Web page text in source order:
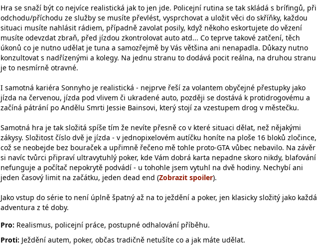
Hra se snaží být co nejvíce realistická jak to jen jde. Policejní rutina se tak skládá s brífingů, při
odchodu/příchodu ze služby se musíte převlést, vysprchovat a uložit věci do skříňky, každou
situaci musíte nahlásit rádiem, případně zavolat posily, když někoho eskortujete do vězení
musíte odevzdat zbraň, před jízdou zkontrolovat auto atd... Co teprve takové zatčení, těch
úkonů co je nutno udělat je tuna a samozřejmě by Vás většina ani nenapadla. Důkazy nutno
konzultovat s nadřízenými a kolegy. Na jednu stranu to dodává pocit reálna, na druhou stranu
je to nesmírně otravné.
I samotná kariéra Sonnyho je realistická - nejprve řeší za volantem obyčejné přestupky jako
jízda na červenou, jízda pod vlivem či ukradené auto, později se dostává k protidrogovému a
začíná pátrání po Andělu Smrti Jessie Bainsovi, který stojí za vzestupem drog v městečku.
Samotná hra je tak složitá spíše tím že nevíte přesně co v které situaci dělat, než nějakými
zákysy. Složitost číslo dvě je jízda - v jednopixelovém autíčku honíte na ploše 16 bloků zločince,
což se neobejde bez bouraček a upřimně řečeno mě tohle proto-GTA vůbec nebavilo. Na závěr
si navíc tvůrci připraví ultravytuhlý poker, kde Vám dobrá karta nepadne skoro nikdy, blafování
nefunguje a počítač nepokrytě podvádí - u tohohle jsem vytuhl na dvě hodiny. Nechybí ani
jeden časový limit na začátku, jeden dead end (
).
Jako vstup do série to není úplně špatný až na to ježdění a poker, jen klasicky složitý jako každá
adventura z té doby.
Pro: Realismus, policejní práce, postupné odhalování příběhu.
Proti: Ježdění autem, poker, občas tradičně netušíte co a jak máte udělat.